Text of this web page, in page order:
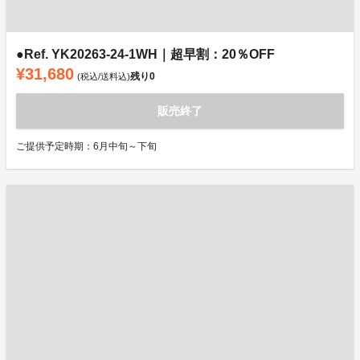
●Ref. YK20263-24-1WH｜超早割：20％OFF
¥31,680 (税込/送料込)残り0
販売終了
ご提供予定時期：6月中旬～下旬